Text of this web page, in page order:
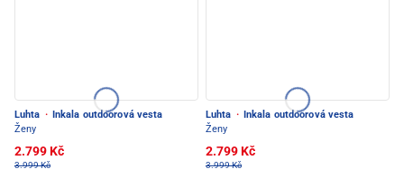
Luhta ·
Inkala outdoorová vesta
Ženy
2.799 Kč
3.999 Kč
Luhta ·
Inkala outdoorová vesta
Ženy
2.799 Kč
3.999 Kč